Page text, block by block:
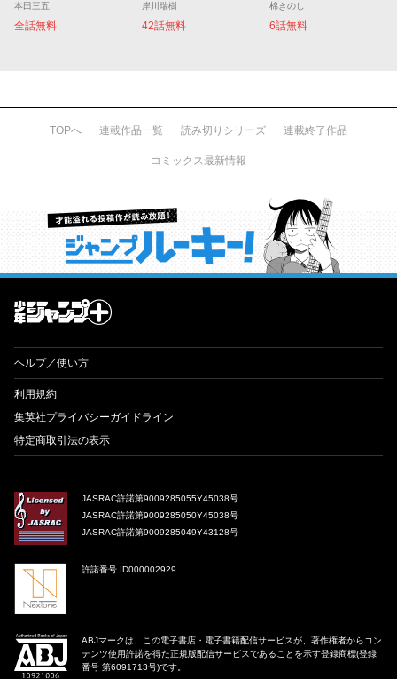
本田三五
全話無料
岸川瑞樹
42話無料
棉きのし
6話無料
TOPへ 連載作品一覧 読み切りシリーズ 連載終了作品
コミックス最新情報
才能溢れる投稿作が読み放題！ ジャンプルーキー！
ヘルプ／使い方
利用規約
集英社プライバシーガイドライン
特定商取引法の表示
JASRAC許諾第9009285055Y45038号
JASRAC許諾第9009285050Y45038号
JASRAC許諾第9009285049Y43128号
許諾番号 ID000002929
ABJマークは、この電子書店・電子書籍配信サービスが、著作権者からコン
テンツ使用許諾を得た正規版配信サービスであることを示す登録商標(登録
番号 第6091713号)です。